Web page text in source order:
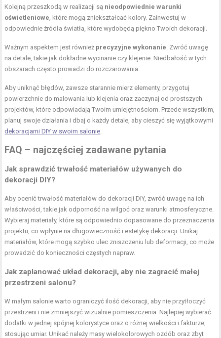
Kolejną przeszkodą w realizacji są nieodpowiednie warunki
oświetleniowe , które mogą zniekształcać kolory. Zainwestuj w
odpowiednie źródła światła, które wydobędą piękno Twoich dekoracji.
Ważnym aspektem jest również precyzyjne wykonanie . Zwróć uwagę
na detale, takie jak dokładne wycinanie czy klejenie. Niedbałość w tych
obszarach często prowadzi do rozczarowania.
Aby uniknąć błędów, zawsze starannie mierz elementy, przygotuj
powierzchnie do malowania lub klejenia oraz zaczynaj od prostszych
projektów, które odpowiadają Twoim umiejętnościom. Przede wszystkim,
planuj swoje działania i dbaj o każdy detale, aby cieszyć się wyjątkowymi
dekoracjami DIY w swoim salonie
FAQ – najczęściej zadawane pytania
Jak sprawdzić trwałość materiałów używanych do
dekoracji DIY?
Aby ocenić trwałość materiałów do dekoracji DIY, zwróć uwagę na ich
właściwości, takie jak odporność na wilgoć oraz warunki atmosferyczne.
Wybieraj materiały, które są odpowiednio dopasowane do przeznaczenia
projektu, co wpłynie na długowieczność i estetykę dekoracji. Unikaj
materiałów, które mogą szybko ulec zniszczeniu lub deformacji, co może
prowadzić do konieczności częstych napraw.
Jak zaplanować układ dekoracji, aby nie zagracić małej
przestrzeni salonu?
W małym salonie warto ograniczyć ilość dekoracji, aby nie przytłoczyć
przestrzeni i nie zmniejszyć wizualnie pomieszczenia. Najlepiej wybierać
dodatki w jednej spójnej kolorystyce oraz o różnej wielkości i fakturze,
stosując umiar. Unikać należy masy wielokolorowych ozdób oraz zbyt